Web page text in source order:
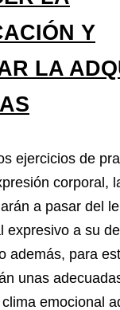
Y
LA
ejercicios de
corporal,
a pasar del
expresivo a su
además, para
unas
emocional